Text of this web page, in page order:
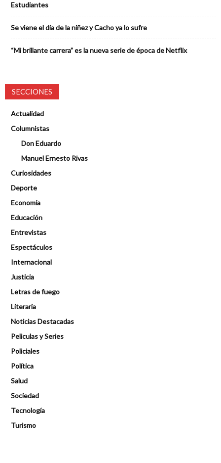
Estudiantes
Se viene el día de la niñez y Cacho ya lo sufre
“Mi brillante carrera” es la nueva serie de época de Netflix
SECCIONES
Actualidad
Columnistas
Don Eduardo
Manuel Ernesto Rivas
Curiosidades
Deporte
Economía
Educación
Entrevistas
Espectáculos
Internacional
Justicia
Letras de fuego
Literaria
Noticias Destacadas
Peliculas y Series
Policiales
Política
Salud
Sociedad
Tecnología
Turismo